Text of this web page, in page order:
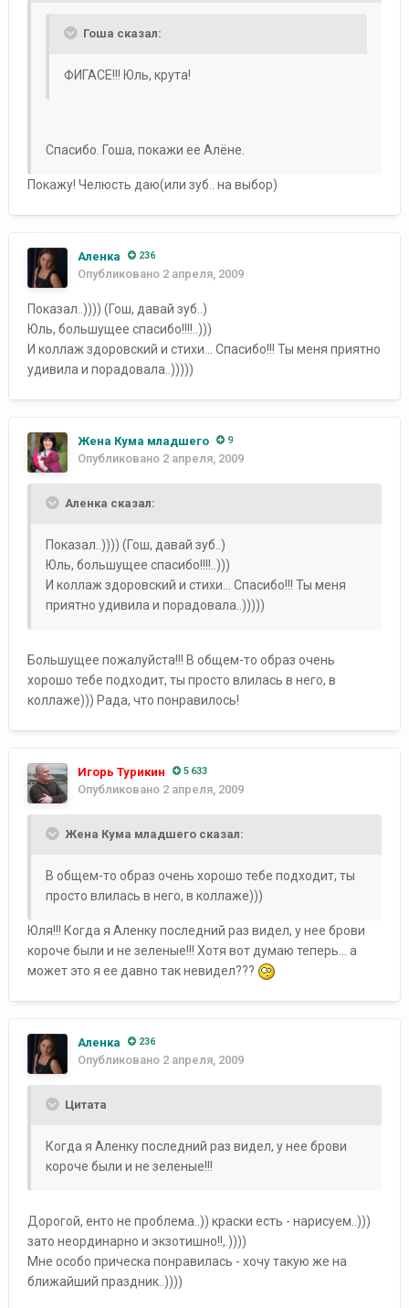
Гоша сказал:
ФИГАСЕ!!! Юль, крута!
Спасибо. Гоша, покажи ее Алёне.
Покажу! Челюсть даю(или зуб.. на выбор)
Аленка 236
Опубликовано 2 апреля, 2009
Показал..)))) (Гош, давай зуб..)
Юль, большущее спасибо!!!!..)))
И коллаж здоровский и стихи... Спасибо!!! Ты меня приятно
удивила и порадовала..)))))
Жена Кума младшего 9
Опубликовано 2 апреля, 2009
Аленка сказал:
Показал..)))) (Гош, давай зуб..)
Юль, большущее спасибо!!!!..)))
И коллаж здоровский и стихи... Спасибо!!! Ты меня
приятно удивила и порадовала..)))))
Большущее пожалуйста!!! В общем-то образ очень
хорошо тебе подходит, ты просто влилась в него, в
коллаже))) Рада, что понравилось!
Игорь Турикин 5 633
Опубликовано 2 апреля, 2009
Жена Кума младшего сказал:
В общем-то образ очень хорошо тебе подходит, ты
просто влилась в него, в коллаже)))
Юля!!! Когда я Аленку последний раз видел, у нее брови
короче были и не зеленые!!! Хотя вот думаю теперь... а
может это я ее давно так невидел???
Аленка 236
Опубликовано 2 апреля, 2009
Цитата
Когда я Аленку последний раз видел, у нее брови
короче были и не зеленые!!!
Дорогой, енто не проблема..)) краски есть - нарисуем..)))
зато неординарно и экзотишно!!,.))))
Мне особо прическа понравилась - хочу такую же на
ближайший праздник..))))